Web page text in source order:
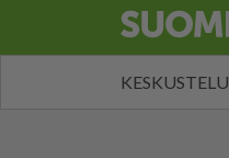
KESKUSTELU